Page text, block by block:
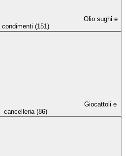
Olio sughi e
condimenti (151)
Giocattoli e
cancelleria (86)